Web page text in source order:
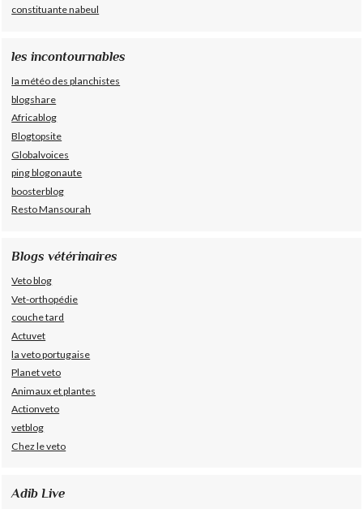
constituante nabeul
les incontournables
la météo des planchistes
blogshare
Africablog
Blogtopsite
Globalvoices
ping blogonaute
boosterblog
Resto Mansourah
Blogs vétérinaires
Veto blog
Vet-orthopédie
couche tard
Actuvet
la veto portugaise
Planet veto
Animaux et plantes
Actionveto
vetblog
Chez le veto
Adib Live